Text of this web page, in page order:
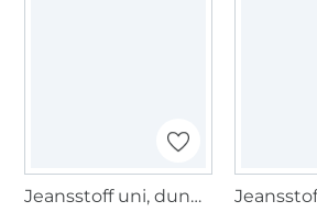
wünschen dir viel Spaß beim
Jeansstoff uni, dunkelblau